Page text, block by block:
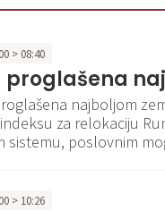
> 08:40
proglašena
najboljom
za relokaciju
sistemu, poslovnim
> 10:26